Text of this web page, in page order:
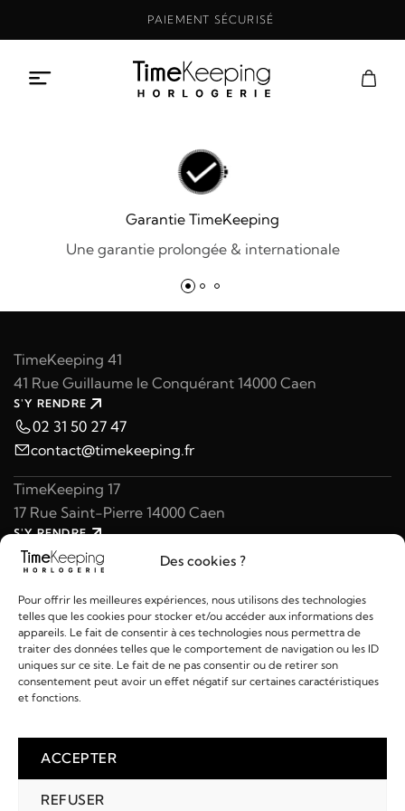
Des cookies ?
Pour offrir les meilleures expériences, nous utilisons des technologies
telles que les cookies pour stocker et/ou accéder aux informations des
appareils. Le fait de consentir à ces technologies nous permettra de
traiter des données telles que le comportement de navigation ou les ID
uniques sur ce site. Le fait de ne pas consentir ou de retirer son
consentement peut avoir un effet négatif sur certaines caractéristiques
et fonctions.
ACCEPTER
REFUSER
PAIEMENT SÉCURISÉ
Garantie TimeKeeping
Une garantie prolongée & internationale
TimeKeeping 41
41 Rue Guillaume le Conquérant 14000 Caen
S'Y RENDRE
02 31 50 27 47
contact@timekeeping.fr
TimeKeeping 17
17 Rue Saint-Pierre 14000 Caen
S'Y RENDRE
02 31 47 49 97
contact@timekeeping.fr
Liens utiles
2026 © TIMEKEEPING - Réalisé par